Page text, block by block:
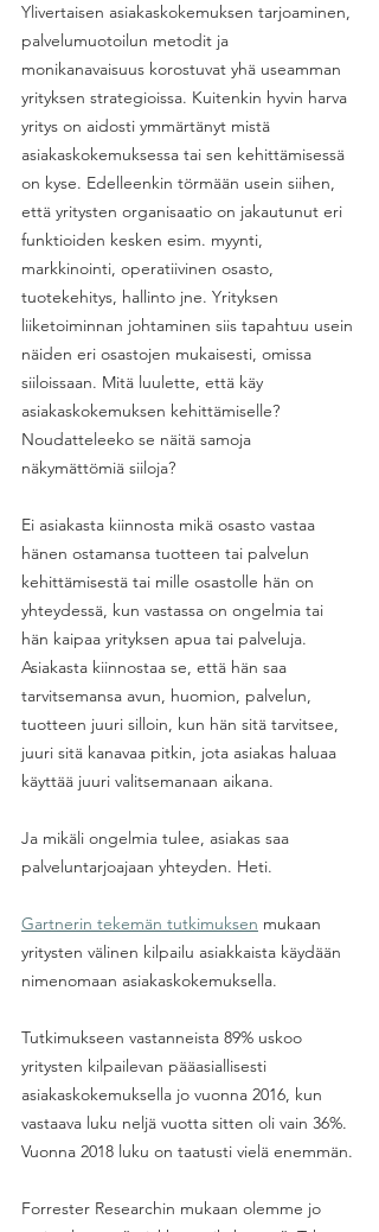
Ylivertaisen asiakaskokemuksen tarjoaminen,
palvelumuotoilun metodit ja
monikanavaisuus korostuvat yhä useamman
yrityksen strategioissa. Kuitenkin hyvin harva
yritys on aidosti ymmärtänyt mistä
asiakaskokemuksessa tai sen kehittämisessä
on kyse. Edelleenkin törmään usein siihen,
että yritysten organisaatio on jakautunut eri
funktioiden kesken esim. myynti,
markkinointi, operatiivinen osasto,
tuotekehitys, hallinto jne. Yrityksen
liiketoiminnan johtaminen siis tapahtuu usein
näiden eri osastojen mukaisesti, omissa
siiloissaan. Mitä luulette, että käy
asiakaskokemuksen kehittämiselle?
Noudatteleeko se näitä samoja
näkymättömiä siiloja?
Ei asiakasta kiinnosta mikä osasto vastaa
hänen ostamansa tuotteen tai palvelun
kehittämisestä tai mille osastolle hän on
yhteydessä, kun vastassa on ongelmia tai
hän kaipaa yrityksen apua tai palveluja.
Asiakasta kiinnostaa se, että hän saa
tarvitsemansa avun, huomion, palvelun,
tuotteen juuri silloin, kun hän sitä tarvitsee,
juuri sitä kanavaa pitkin, jota asiakas haluaa
käyttää juuri valitsemanaan aikana.
Ja mikäli ongelmia tulee, asiakas saa
palveluntarjoajaan yhteyden. Heti.
Gartnerin tekemän tutkimuksen mukaan
yritysten välinen kilpailu asiakkaista käydään
nimenomaan asiakaskokemuksella.
Tutkimukseen vastanneista 89% uskoo
yritysten kilpailevan pääasiallisesti
asiakaskokemuksella jo vuonna 2016, kun
vastaava luku neljä vuotta sitten oli vain 36%.
Vuonna 2018 luku on taatusti vielä enemmän.
Forrester Researchin mukaan olemme jo